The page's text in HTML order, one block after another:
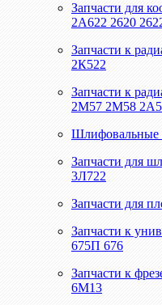
Запчасти для
2А622 2620
Запчасти к
2К522
Запчасти к
2М57 2М58
Шлифовальные
Запчасти для
3Л722
Запчасти для
Запчасти к
675П 676
Запчасти к
6М13